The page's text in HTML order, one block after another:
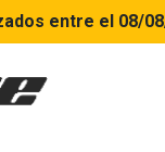
entre el 08/
moto